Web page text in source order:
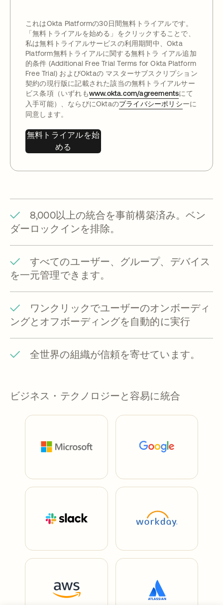
8,000以上の統合を事前構築済み。ベン
ダーロックインを排除。
すべてのユーザー、グループ、デバイス
を一元管理できます。
ワンクリックでユーザーのオンボーディ
ングとオフボーディングを自動的に実行
全世界の組織が信頼を寄せています。
ビジネス・テクノロジーと容易に統合
これはOkta Platformの30日間無料トライアルです。
「無料トライアルを始める」をクリックすることで、
私は無料トライアルサービスの利用期間中、Okta
Platform無料トライアルに関する無料トラ イアル追加
的条件 (Additional Free Trial Terms for Okta Platform
Free Trial) およびOktaの マスターサブスクリプション
契約の現行版に記載された該当の無料トライアルサー
ビス条項（いずれもwww.okta.com/agreementsにて
入手可能）、ならびにOktaのプライバシーポリシーに
同意します。
無料トライアルを始
める